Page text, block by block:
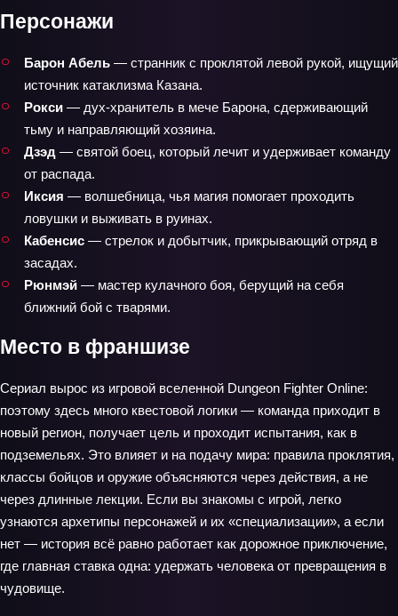
Персонажи
Барон Абель — странник с проклятой левой рукой, ищущий
источник катаклизма Казана.
Рокси — дух‑хранитель в мече Барона, сдерживающий
тьму и направляющий хозяина.
Дзэд — святой боец, который лечит и удерживает команду
от распада.
Иксия — волшебница, чья магия помогает проходить
ловушки и выживать в руинах.
Кабенсис — стрелок и добытчик, прикрывающий отряд в
засадах.
Рюнмэй — мастер кулачного боя, берущий на себя
ближний бой с тварями.
Место в франшизе
Сериал вырос из игровой вселенной Dungeon Fighter Online:
поэтому здесь много квестовой логики — команда приходит в
новый регион, получает цель и проходит испытания, как в
подземельях. Это влияет и на подачу мира: правила проклятия,
классы бойцов и оружие объясняются через действия, а не
через длинные лекции. Если вы знакомы с игрой, легко
узнаются архетипы персонажей и их «специализации», а если
нет — история всё равно работает как дорожное приключение,
где главная ставка одна: удержать человека от превращения в
чудовище.